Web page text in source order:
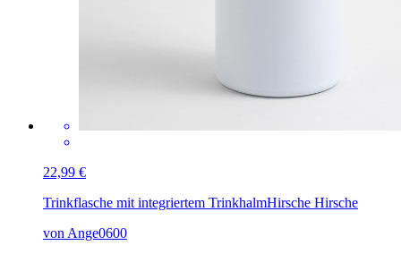
22,99 €
Trinkflasche mit integriertem TrinkhalmHirsche Hirsche
von Ange0600